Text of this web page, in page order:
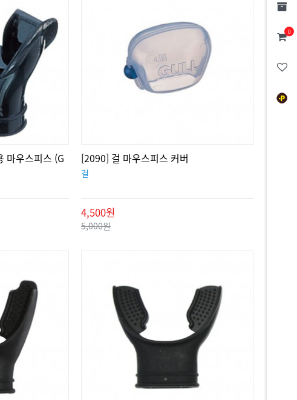
0
마우스피스 (G
[2090] 걸 마우스피스 커버
걸
4,500원
5,000원